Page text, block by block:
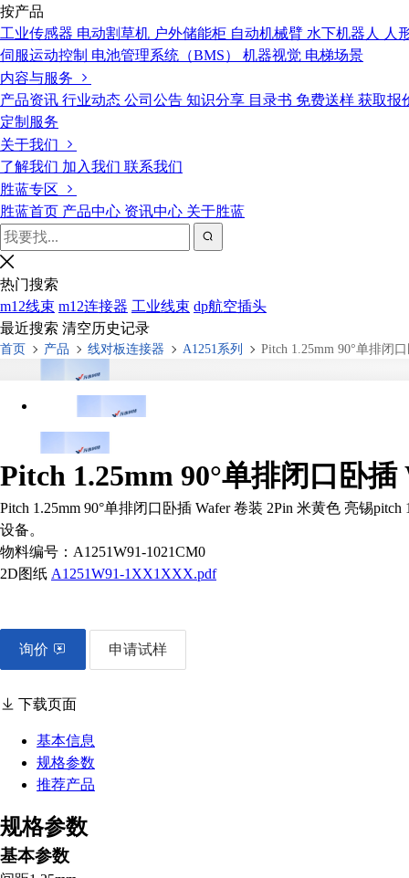
按产品
工业传感器 电动割草机 户外储能柜 自动机械臂 水下机器人
人
伺服运动控制 电池管理系统（BMS） 机器视觉 电梯场景
内容与服务
产品资讯 行业动态 公司公告 知识分享 目录书 免费送样 获取报
定制服务
关于我们
了解我们 加入我们 联系我们
胜蓝专区
胜蓝首页 产品中心 资讯中心 关于胜蓝
热门搜索
m12线束 m12连接器 工业线束 dp航空插头
最近搜索 清空历史记录
首页 产品 线对板连接器 A1251系列 Pitch 1.25mm 90°单排闭
Pitch 1.25mm 90°单排闭口卧
Pitch 1.25mm 90°单排闭口卧插 Wafer 卷装 2Pin 米黄色 亮锡
设备。
物料编号： A1251W91-1021CM0
2D图纸 A1251W91-1XX1XXX.pdf
询价 申请试样
下载页面
基本信息
规格参数
推荐产品
规格参数
基本参数